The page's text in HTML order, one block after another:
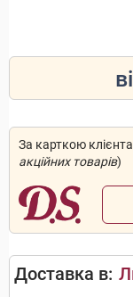
За карткою
акційних товарів)
Доставка в: